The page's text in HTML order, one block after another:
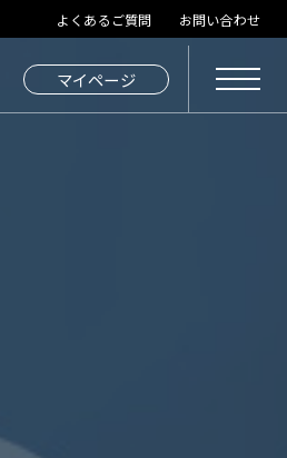
よくあるご質問 お問い合わせ
マイページ